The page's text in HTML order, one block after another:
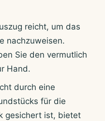
reicht, um das
nachzuweisen.
Sie den vermutlich
Hand.
durch eine
für die
gesichert ist, bietet